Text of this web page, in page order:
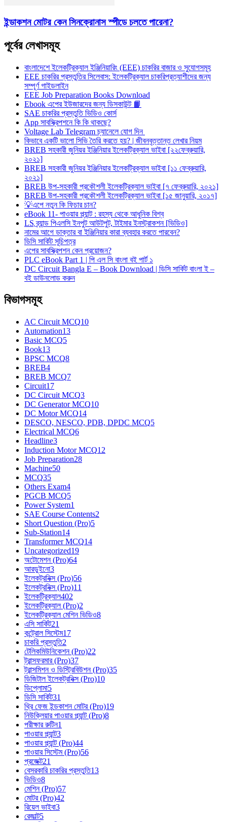
ইন্ডাকশন মোটর কেন সিনক্রোনাস স্পীডে চলতে পারেনা?
পূর্বের লেখাসমূহ
বাংলাদেশে ইলেকট্রিক্যাল ইঞ্জিনিয়ারিং (EEE) চাকরির বাজার ও সুযোগসমূহ
EEE চাকরির প্রস্তুতির সিলেবাস: ইলেকট্রিক্যাল চাকরিপ্রত্যাশীদের জন্য
সম্পূর্ণ গাইডলাইন
EEE Job Preparation Books Download
Ebook এপের ইউজারদের জন্য ডিসকাউন্ট 📙
SAE চাকরির প্রস্তুতি ভিডিও কোর্স
App সাবস্ক্রিপশনে কি কি থাকছে?
Voltage Lab Telegram চ্যানেলে যোগ দিন
কিভাবে একটি ভালো সিভি তৈরি করতে হয়? | জীবনবৃত্তান্ত লেখার নিয়ম
BREB সহকারী জুনিয়র ইঞ্জিনিয়ার ইলেকট্রিক্যাল ভাইবা [২২ফেব্রুয়ারি,
২০২১]
BREB সহকারী জুনিয়র ইঞ্জিনিয়ার ইলেকট্রিক্যাল ভাইবা [১১ ফেব্রুয়ারি,
২০২১]
BREB উপ-সহকারী প্রকৌশলী ইলেকট্রিক্যাল ভাইবা [৭ ফেব্রুয়ারি, ২০২১]
BREB উপ-সহকারী প্রকৌশলী ইলেকট্রিক্যাল ভাইবা [১৫ জানুয়ারি, ২০১৭]
💡এপে নতুন কি ফিচার চান?
eBook 11- পাওয়ার প্ল্যান্ট : রহস্য থেকে আধুনিক বিশ্ব
LS ব্র্যান্ড পিএলসি ইনপুট আউটপুট, টাইমার ইনস্ট্রাকশন [ভিডিও]
নামের আগে ডাক্তার বা ইঞ্জিনিয়ার কারা ব্যবহার করতে পারবেন?
ডিসি সার্কিট সূচিপত্র
এপের সাবস্ক্রিপশন কেন প্রয়োজন?
PLC eBook Part 1 | পি এল সি বাংলা বই পার্ট ১
DC Circuit Bangla E – Book Download | ডিসি সার্কিট বাংলা ই –
বই ডাউনলোড করুন
বিভাগসমূহ
AC Circuit MCQ10
Automation13
Basic MCQ5
Book13
BPSC MCQ8
BREB4
BREB MCQ7
Circuit17
DC Circuit MCQ3
DC Generator MCQ10
DC Motor MCQ14
DESCO, NESCO, PDB, DPDC MCQ5
Electrical MCQ6
Headline3
Induction Motor MCQ12
Job Preparation28
Machine50
MCQ35
Others Exam4
PGCB MCQ5
Power System1
SAE Course Contents2
Short Question (Pro)5
Sub-Station14
Transformer MCQ14
Uncategorized19
অটোমেশন (Pro)64
আরডুইনো3
ইলেকট্রনিক্স (Pro)56
ইলেকট্রনিক্স (Pro)11
ইলেকট্রিক্যাল402
ইলেকট্রিক্যাল (Pro)2
ইলেকট্রিক্যাল মেশিন ভিডিও8
এসি সার্কিট21
কন্ট্রোল সিস্টেম17
চাকরি প্রস্তুতি2
টেলিকমিউনিকেশন (Pro)22
ট্রান্সফরমার (Pro)37
ট্রান্সমিশন ও ডিস্ট্রিবিউশন (Pro)35
ডিজিটাল ইলেকট্রনিক্স (Pro)10
ডিপ্লোমা5
ডিসি সার্কিট31
থ্রি ফেজ ইন্ডকাশন মোটর (Pro)19
নিউক্লিয়ার পাওয়ার প্ল্যান্ট (Pro)8
পরীক্ষার রুটিন1
পাওয়ার প্ল্যান্ট3
পাওয়ার প্ল্যান্ট (Pro)44
পাওয়ার সিস্টেম (Pro)56
প্রজেক্ট21
বেসরকারি চাকরির প্রস্তুতি13
ভিডিও8
মেশিন (Pro)57
মোটর (Pro)42
রিয়েল ভাইবা3
রেজাল্ট5